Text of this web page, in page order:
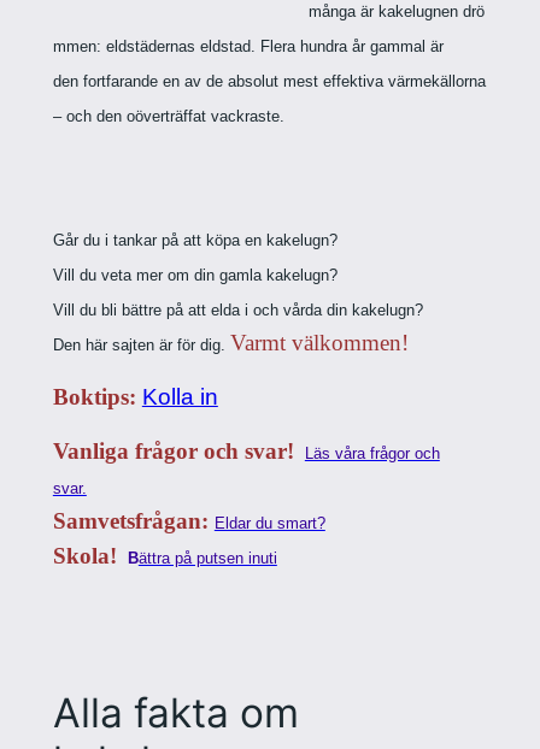
många är kakelugnen drö
mmen: eldstädernas eldstad. Flera hundra år gammal är
den fortfarande en av de absolut mest effektiva värmekällorna
– och den oöverträffat vackraste.
Går du i tankar på att köpa en kakelugn?
Vill du veta mer om din gamla kakelugn?
Vill du bli bättre på att elda i och vårda din kakelugn?
Den här sajten är för dig. Varmt välkommen!
Boktips: Kolla in
Vanliga frågor och svar!
Läs våra frågor och
svar.
Samvetsfrågan: Eldar du smart?
Skola! Bättra på putsen inuti
Alla fakta om